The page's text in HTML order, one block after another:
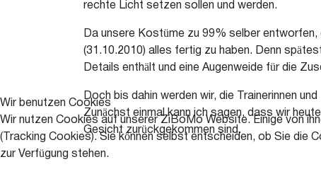
rechte Licht setzen sollen und werden.
Da unsere Kostüme zu 99% selber entworfen,
(31.10.2010) alles fertig zu haben. Denn
Details enthält und eine Augenweide für die
Doch bis dahin werden wir, die Trainerinnen
Zunächst einmal kann ich sagen, dass wir
Gesicht zurückgekommen sind.
Wir benutzen Cookies
Wir nutzen Cookies auf unserer ZiBoMo Website. Einige von
(Tracking Cookies). Sie können selbst entscheiden, ob Sie die
zur Verfügung stehen.